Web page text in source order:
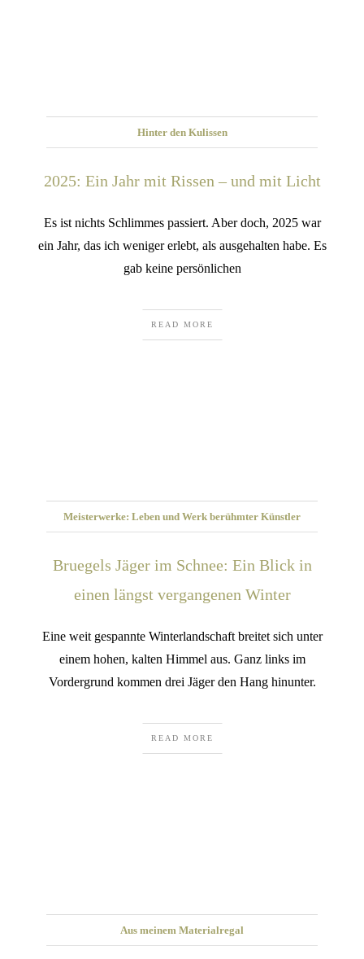
Hinter den Kulissen
2025: Ein Jahr mit Rissen – und mit Licht
Es ist nichts Schlimmes passiert. Aber doch, 2025 war
ein Jahr, das ich weniger erlebt, als ausgehalten habe. Es
gab keine persönlichen
READ MORE
Meisterwerke: Leben und Werk berühmter Künstler
Bruegels Jäger im Schnee: Ein Blick in
einen längst vergangenen Winter
Eine weit gespannte Winterlandschaft breitet sich unter
einem hohen, kalten Himmel aus. Ganz links im
Vordergrund kommen drei Jäger den Hang hinunter.
READ MORE
Aus meinem Materialregal